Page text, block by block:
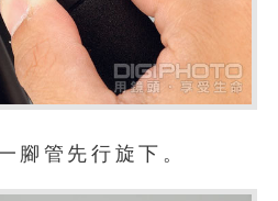
腳管先行旋下。